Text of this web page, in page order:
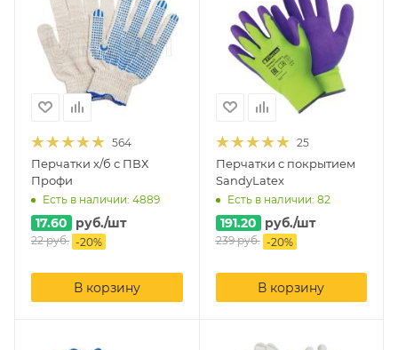
564
Перчатки х/б с ПВХ
Профи
Есть в наличии: 4889
17.60 руб./шт
22руб. -20%
В корзину
25
Перчатки с покрытием
SandyLatex
Есть в наличии: 82
191.20 руб./шт
239руб. -20%
В корзину